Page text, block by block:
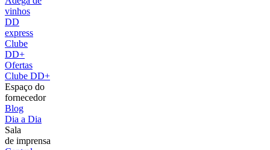
vinhos
DD
express
Clube
DD+
Ofertas
Clube DD+
Espaço do
fornecedor
Blog
Dia a Dia
Sala
de imprensa